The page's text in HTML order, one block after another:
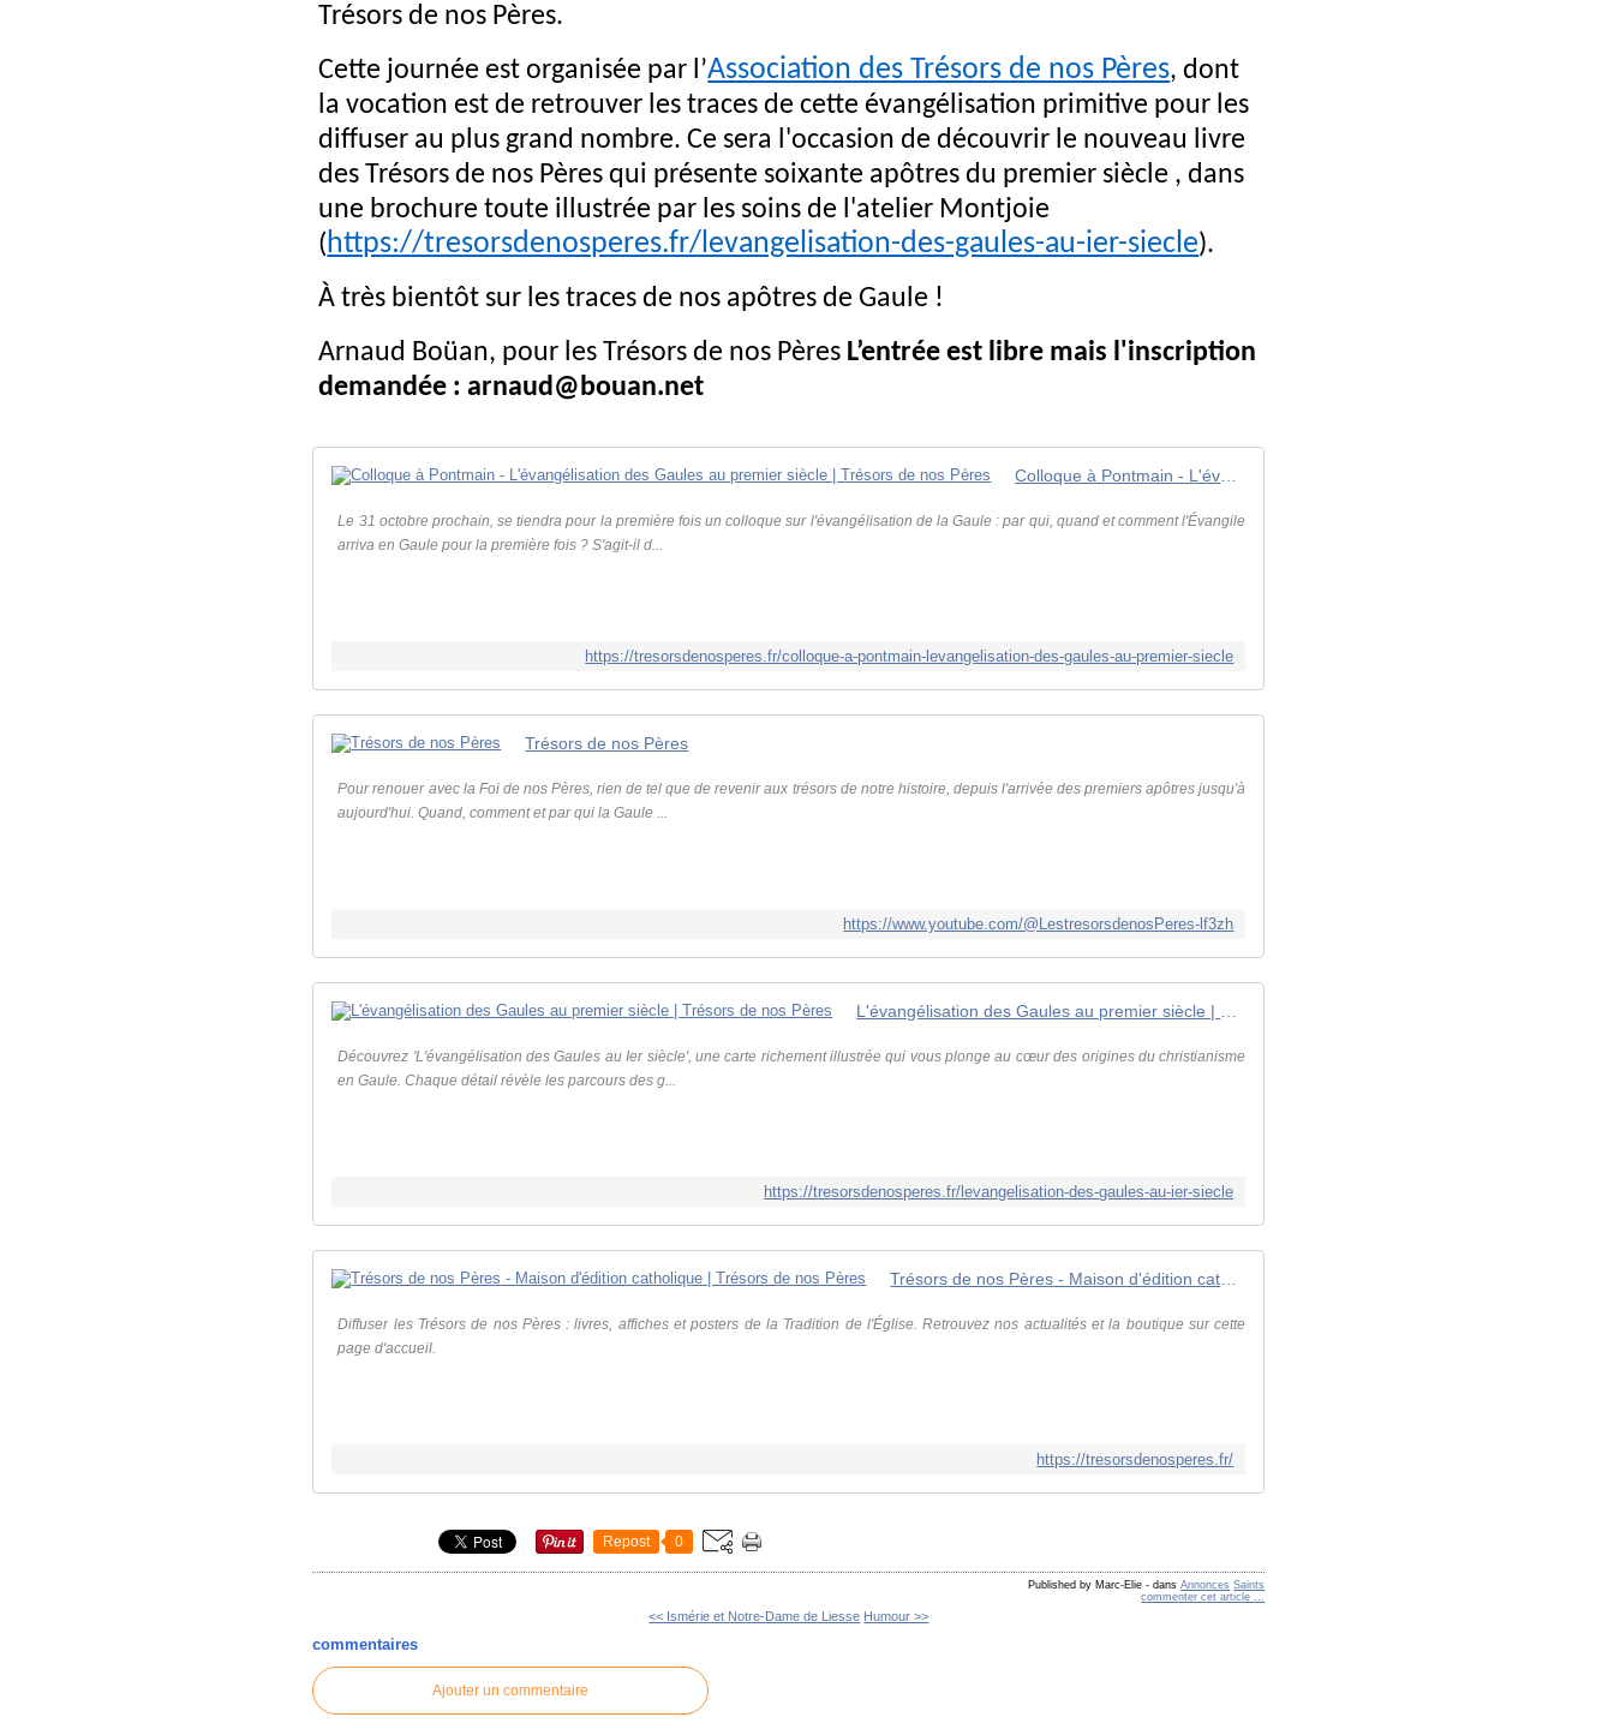
Trésors de nos Pères.
Cette journée est organisée par l’Association des Trésors de nos Pères, dont
la vocation est de retrouver les traces de cette évangélisation primitive pour les
diffuser au plus grand nombre. Ce sera l'occasion de découvrir le nouveau livre
des Trésors de nos Pères qui présente soixante apôtres du premier siècle , dans
une brochure toute illustrée par les soins de l'atelier Montjoie
(https://tresorsdenosperes.fr/levangelisation-des-gaules-au-ier-siecle).
À très bientôt sur les traces de nos apôtres de Gaule !
Arnaud Boüan, pour les Trésors de nos Pères L’entrée est libre mais l'inscription
demandée : arnaud@bouan.net
Le 31 octobre prochain, se tiendra pour la première fois un colloque sur l'évangélisation de la Gaule : par qui, quand et comment l'Évangile
arriva en Gaule pour la première fois ? S'agit-il d...
https://tresorsdenosperes.fr/colloque-a-pontmain-levangelisation-des-gaules-au-premier-siecle
Trésors de nos Pères
Pour renouer avec la Foi de nos Pères, rien de tel que de revenir aux trésors de notre histoire, depuis l'arrivée des premiers apôtres jusqu'à
aujourd'hui. Quand, comment et par qui la Gaule ...
https://www.youtube.com/@LestresorsdenosPeres-lf3zh
Découvrez 'L'évangélisation des Gaules au Ier siècle', une carte richement illustrée qui vous plonge au cœur des origines du christianisme
en Gaule. Chaque détail révèle les parcours des g...
https://tresorsdenosperes.fr/levangelisation-des-gaules-au-ier-siecle
Diffuser les Trésors de nos Pères : livres, affiches et posters de la Tradition de l'Église. Retrouvez nos actualités et la boutique sur cette
page d'accueil.
https://tresorsdenosperes.fr/
Repost 0
Published by Marc-Elie - dansAnnonces Saints
commenter cet article
<< Ismérie et Notre-Dame de Liesse Humour >>
commentaires
Ajouter un commentaire